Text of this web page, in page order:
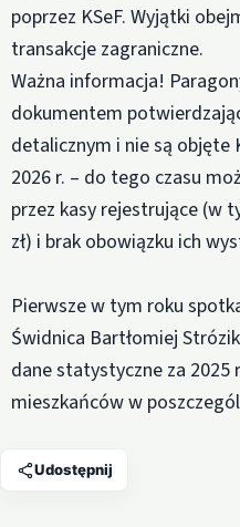
poprzez KSeF. Wyjątki
transakcje zagraniczne.
Ważna informacja!
dokumentem
detalicznym i nie są objęte
2026 r. – do tego czasu
przez kasy rejestrujące (w
zł) i brak obowiązku ich
Pierwsze w tym roku
Świdnica Bartłomiej
dane statystyczne za 2025
mieszkańców w
Udostępnij